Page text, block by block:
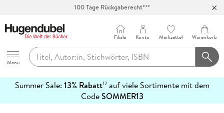
100 Tage Rückgaberecht***
Hugendubel
Menu
Filiale Konto Merkzettel Warenkorb
Summer Sale: 13% Rabatt12auf viele Sortimente mit dem
CodeSOMMER13
erfahren